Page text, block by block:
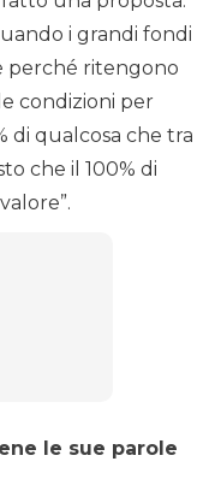
i grandi fondi
perché ritengono
condizioni per
di qualcosa che tra
che il 100% di
le sue parole